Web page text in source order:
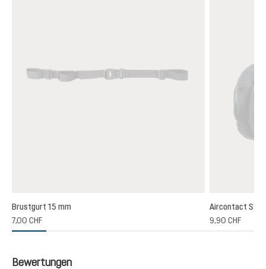
Brustgurt 15 mm
7,00 CHF
Aircontact
9,90 CHF
Bewertungen